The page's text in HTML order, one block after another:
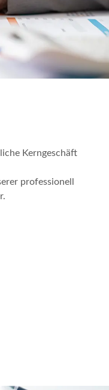
Kerngeschäft
professionell